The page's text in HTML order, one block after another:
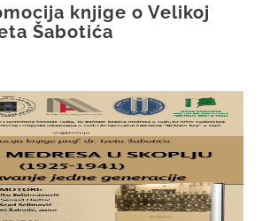
knjige o Velikoj
Šabotića